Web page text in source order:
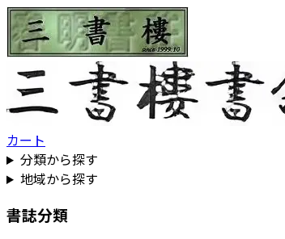
カート
分類から探す
地域から探す
書誌分類